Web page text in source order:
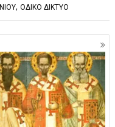
,ΟΔΙΚΟ ΔΙΚΤΥΟ